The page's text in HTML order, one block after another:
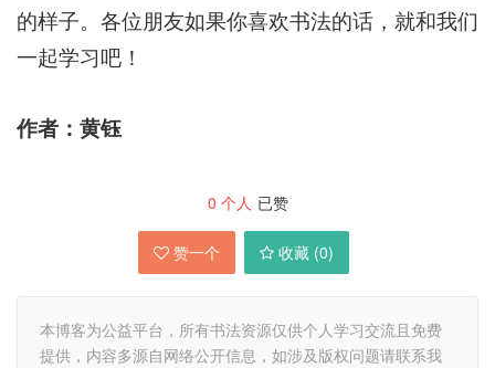
的样子。各位朋友如果你喜欢书法的话，就和我们
一起学习吧！
作者：黄钰
0 个人 已赞
赞一个 收藏 (0)
本博客为公益平台，所有书法资源仅供个人学习交流且免费
提供，内容多源自网络公开信息，如涉及版权问题请联系我